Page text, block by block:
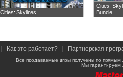
Cities: Skylines
Cities:
Bundle
Как это работает? Партнерская
Все продаваемые игры получены по
Мы гарантируем